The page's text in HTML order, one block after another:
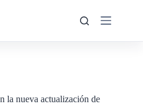
la nueva actualización de